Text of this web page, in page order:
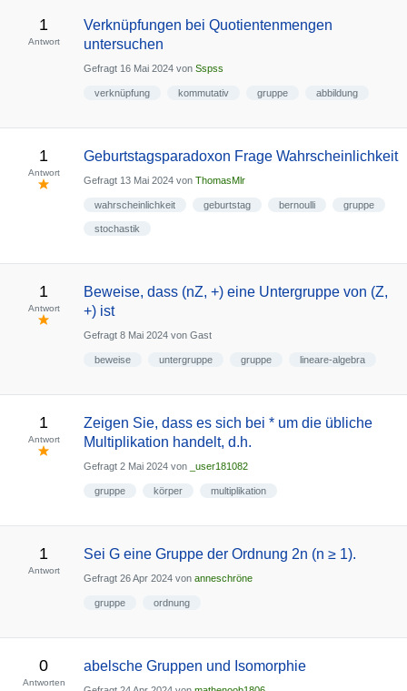
1
Antwort
Verknüpfungen bei Quotientenmengen
untersuchen
Gefragt 16 Mai 2024 von Sspss
verknüpfung kommutativ gruppe abbildung
1
Antwort
Geburtstagsparadoxon Frage Wahrscheinlichkeit
Gefragt 13 Mai 2024 von ThomasMlr
wahrscheinlichkeit geburtstag bernoulli gruppe
stochastik
1
Antwort
Beweise, dass (nZ, +) eine Untergruppe von (Z,
+) ist
Gefragt 8 Mai 2024 von Gast
beweise untergruppe gruppe lineare-algebra
1
Antwort
Zeigen Sie, dass es sich bei * um die übliche
Multiplikation handelt, d.h.
Gefragt 2 Mai 2024 von _user181082
gruppe körper multiplikation
1
Antwort
Sei G eine Gruppe der Ordnung 2n (n ≥ 1).
Gefragt 26 Apr 2024 von anneschröne
gruppe ordnung
0
Antworten
abelsche Gruppen und Isomorphie